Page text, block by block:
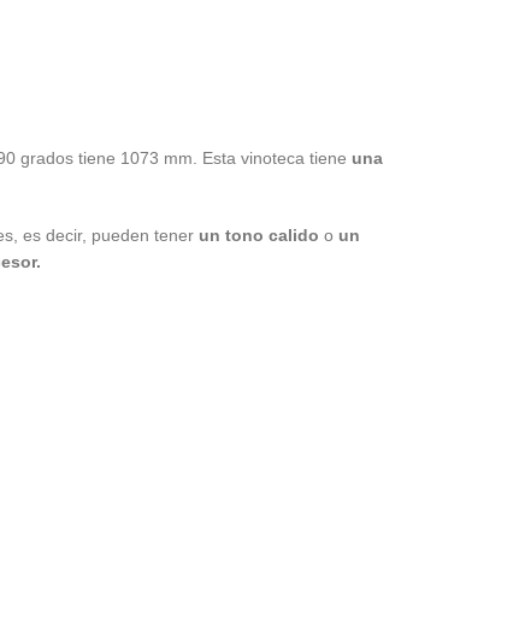
grados tiene 1073 mm. Esta vinoteca tiene una
es decir, pueden tener un tono calido o un